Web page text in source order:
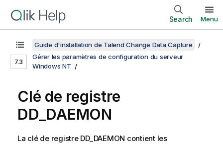
Search Menu
7.3
Guide d'installation de Talend Change Data Capture
Gérer les paramètres de configuration du serveur
Windows NT
Clé de registre
DD_DAEMON
La clé de registre DD_DAEMON contient les